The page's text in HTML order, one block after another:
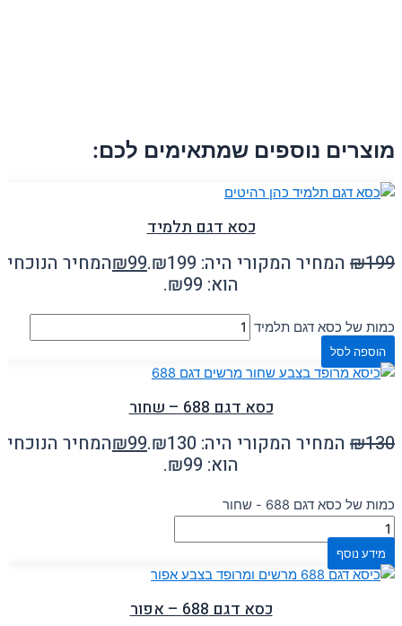
מוצרים נוספים שמתאימים לכם:
כסא דגם תלמיד
₪199 המחיר המקורי היה: ₪199. ₪99
המחיר הנוכחי
הוא: ₪99.
כמות של כסא דגם תלמיד
הוספה לסל
כסא דגם 688 – שחור
₪130 המחיר המקורי היה: ₪130. ₪99
המחיר הנוכחי
הוא: ₪99.
כמות של כסא דגם 688 - שחור
מידע נוסף
כסא דגם 688 – אפור